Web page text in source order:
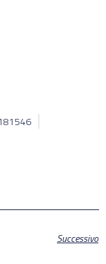
Successivo